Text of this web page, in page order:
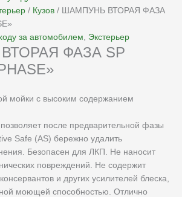
/ Кузов / ШАМПУНЬ ВТОРАЯ ФАЗА
за автомобилем Экстерьер
ФАЗА SP
мойки с высоким содержанием
после предварительной фазы
Safe (AS) бережно удалить
Безопасен для ЛКП. Не наносит
повреждений. Не содержит
и других усилителей блеска,
моющей способностью. Отлично